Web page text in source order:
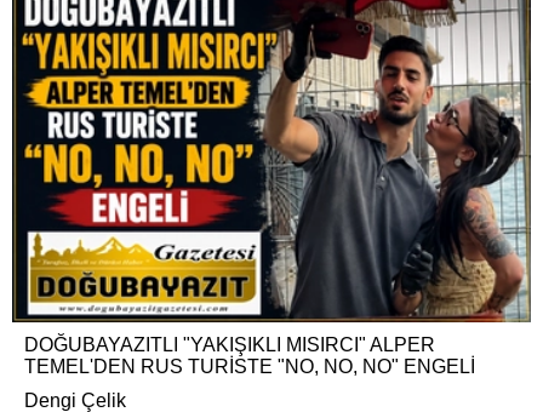
DOĞUBAYAZITLI "YAKIŞIKLI MISIRCI" ALPER
TEMEL'DEN RUS TURİSTE "NO, NO, NO" ENGELİ
Dengi Çelik